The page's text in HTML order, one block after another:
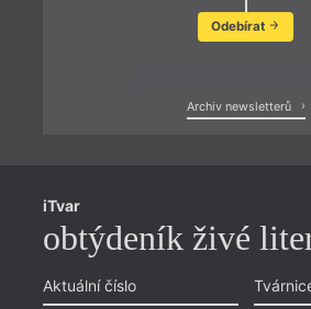
Odebírat
Archiv newsletterů
iTvar
obtýdeník živé
Aktuální číslo